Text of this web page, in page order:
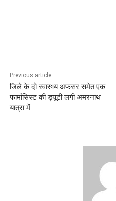
Previous article
जिले के दो स्वास्थ्य अफसर समेत एक
फार्मासिस्ट की ड्यूटी लगी अमरनाथ
यात्रा में